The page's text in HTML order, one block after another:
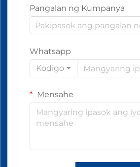
Pangalan ng Kumpanya
Whatsapp
Kodigo
Mensahe